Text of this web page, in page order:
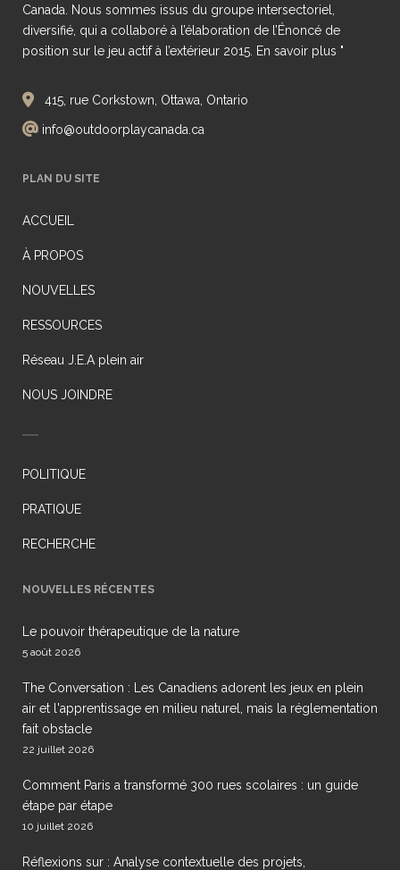
Canada. Nous sommes issus du groupe intersectoriel,
diversifié, qui a collaboré à l’élaboration de l’Énoncé de
position sur le jeu actif à l’extérieur 2015. En savoir plus "
415, rue Corkstown, Ottawa, Ontario
info@outdoorplaycanada.ca
PLAN DU SITE
ACCUEIL
À PROPOS
NOUVELLES
RESSOURCES
Réseau J.E.A plein air
NOUS JOINDRE
POLITIQUE
PRATIQUE
RECHERCHE
NOUVELLES RÉCENTES
Le pouvoir thérapeutique de la nature
5 août 2026
The Conversation : Les Canadiens adorent les jeux en plein
air et l'apprentissage en milieu naturel, mais la réglementation
fait obstacle
22 juillet 2026
Comment Paris a transformé 300 rues scolaires : un guide
étape par étape
10 juillet 2026
Réflexions sur : Analyse contextuelle des projets,